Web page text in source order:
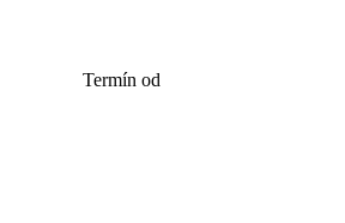
Termín od